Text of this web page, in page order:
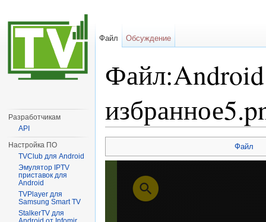
Файл:Android
Файл
Файл Обсуждение
Разработчикам
API
Настройка ПО
TVClub для Android
Эмулятор IPTV
приставок для
Android
TVPlayer для
Samsung Smart TV
StalkerTV для